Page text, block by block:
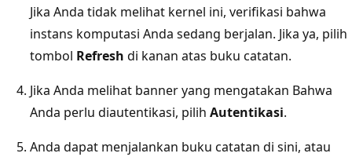
Jika Anda tidak melihat kernel ini, verifikasi bahwa
instans komputasi Anda sedang berjalan. Jika ya, pilih
tombol Refresh di kanan atas buku catatan.
Jika Anda melihat banner yang mengatakan Bahwa
Anda perlu diautentikasi, pilih Autentikasi.
Anda dapat menjalankan buku catatan di sini, atau